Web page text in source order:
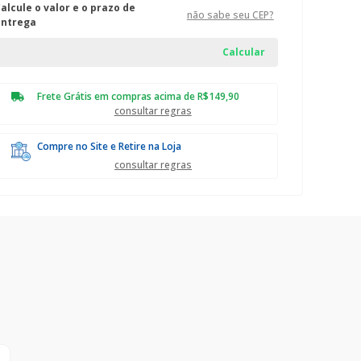
o valor e o prazo de
não sabe seu CEP?
Frete Grátis em compras acima de R$149,90
consultar regras
Compre no Site e Retire na Loja
consultar regras